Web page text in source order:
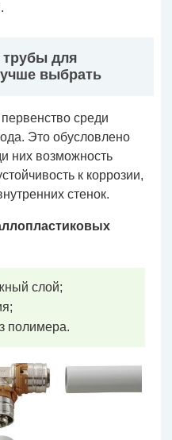
для
выбрать
среди
Это обусловлено
них возможность
к коррозии,
стенок.
слой;
полимера.